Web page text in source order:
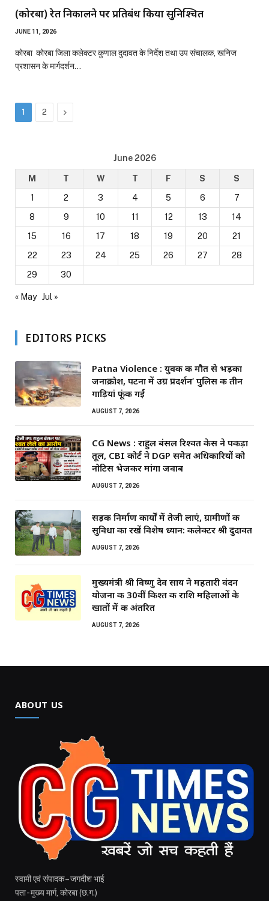
(कोरबा) रेत निकालने पर प्रतिबंध किया सुनिश्चित
JUNE 11, 2026
कोरबा कोरबा जिला कलेक्टर कुणाल दुदावत के निर्देश तथा उप संचालक, खनिज
प्रशासन के मार्गदर्शन…
1 2 Next
June 2026
M T W T F S
S
1
2 3 4 5 6
7
8
9 10 11 12 13
14
15
16 17 18 19 20
21
22
23 24 25 26 27
28
29
30
« May Jul »
EDITORS PICKS
Patna Violence : युवक की मौत से भड़का
जनाक्रोश, पटना में उग्र प्रदर्शन’ पुलिस की तीन
गाड़ियां फूंकी गईं
AUGUST 7, 2026
CG News : राहुल बंसल रिश्वत केस ने पकड़ा
तूल, CBI कोर्ट ने DGP समेत अधिकारियों को
नोटिस भेजकर मांगा जवाब
AUGUST 7, 2026
सड़क निर्माण कार्यों में तेजी लाएं, ग्रामीणों की
सुविधा का रखें विशेष ध्यान: कलेक्टर श्री दुदावत
AUGUST 7, 2026
मुख्यमंत्री श्री विष्णु देव साय ने महतारी वंदन
योजना की 30वीं किश्त की राशि महिलाओं के
खातों में की अंतरित
AUGUST 7, 2026
ABOUT US
स्वामी एवं संपादक – जगदीश भाई
पता - मुख्य मार्ग, कोरबा (छ.ग.)